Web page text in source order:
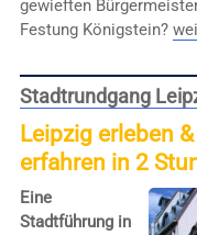
gewieften
Festung Königstein?
Stadtrundgang
Leipzig erleben
erfahren in 2
Eine
Stadtführung in